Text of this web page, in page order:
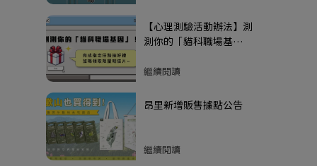
【心理測驗活動辦法】測
測你的「貓科職場基
禮，加碼領取限量明信片
繼續閱讀
昂里新增販售據點公告
繼續閱讀